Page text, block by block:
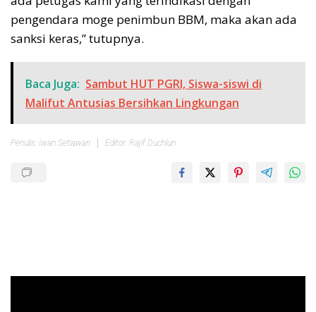
pengendara moge penimbun BBM, maka akan ada
sanksi keras,” tutupnya.
Baca Juga: Sambut HUT PGRI, Siswa-siswi di
Malifut Antusias Bersihkan Lingkungan
Penulis: Iwan Setiawan Editor: Rajif Duchlun